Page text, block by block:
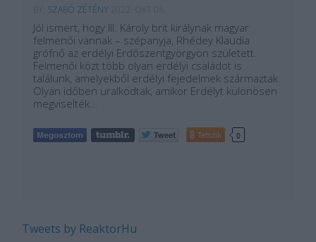
SZABÓ ZÉTÉNY
Jól ismert, hogy III. Károly brit királynak magyar
felmenői vannak – szépanyja, Rhédey Klaudia
grófnő az erdélyi Erdőszentgyörgyön született.
Felmenői közt több olyan erdélyi családot is
találunk, amelyekből erdélyi fejedelmek származtak.
Olyan időben uralkodtak, amikor Erdélyt különösen
megviselték…
Tetszik 0
Tweets by ReaktorHu